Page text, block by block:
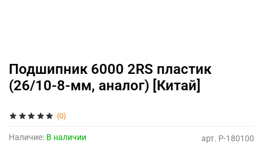
(0)
арт. P-180100
Наличие: В наличии
Подшипник 6000 2RS пластик
(26/10-8-мм, аналог) [Китай]